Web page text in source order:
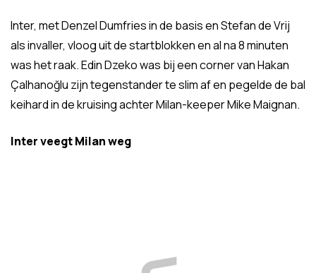
Inter, met Denzel Dumfries in de basis en Stefan de Vrij
als invaller, vloog uit de startblokken en al na 8 minuten
was het raak. Edin Dzeko was bij een corner van Hakan
Çalhanoğlu zijn tegenstander te slim af en pegelde de bal
keihard in de kruising achter Milan-keeper Mike Maignan.
Inter veegt Milan weg